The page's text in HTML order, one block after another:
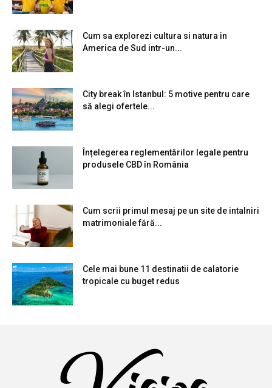
Cum sa explorezi cultura si natura in
America de Sud intr-un...
City break în Istanbul: 5 motive pentru care
să alegi ofertele...
Înțelegerea reglementărilor legale pentru
produsele CBD în România
Cum scrii primul mesaj pe un site de intalniri
matrimoniale fără...
Cele mai bune 11 destinatii de calatorie
tropicale cu buget redus